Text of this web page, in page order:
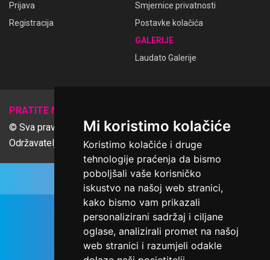
Mi koristimo kolačiće
Koristimo kolačiće i druge
tehnologije praćenja da bismo
poboljšali vaše korisničko
iskustvo na našoj web stranici,
kako bismo vam prikazali
personalizirani sadržaj i ciljane
oglase, analizirali promet na našoj
web stranici i razumjeli odakle
Prijava
Registracija
Smjernice privatnosti
Postavke kolačića
GALERIJE
Laudato Galerije
PRATITE NAS
© Sva prava pridržana Udruga Ime dobrote
Održavatelj Netcom d.o.o., Riva 6, Rijeka